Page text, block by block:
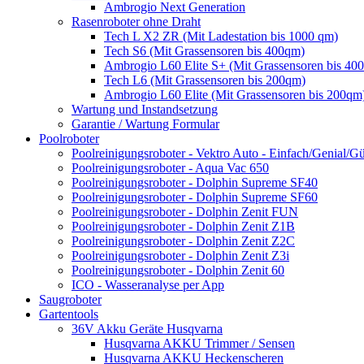
Ambrogio Next Generation
Rasenroboter ohne Draht
Tech L X2 ZR (Mit Ladestation bis 1000 qm)
Tech S6 (Mit Grassensoren bis 400qm)
Ambrogio L60 Elite S+ (Mit Grassensoren bis
Tech L6 (Mit Grassensoren bis 200qm)
Ambrogio L60 Elite (Mit Grassensoren bis
Wartung und Instandsetzung
Garantie / Wartung Formular
Poolroboter
Poolreinigungsroboter - Vektro Auto - Einfach/Genial/
Poolreinigungsroboter - Aqua Vac 650
Poolreinigungsroboter - Dolphin Supreme SF40
Poolreinigungsroboter - Dolphin Supreme SF60
Poolreinigungsroboter - Dolphin Zenit FUN
Poolreinigungsroboter - Dolphin Zenit Z1B
Poolreinigungsroboter - Dolphin Zenit Z2C
Poolreinigungsroboter - Dolphin Zenit Z3i
Poolreinigungsroboter - Dolphin Zenit 60
ICO - Wasseranalyse per App
Saugroboter
Gartentools
36V Akku Geräte Husqvarna
Husqvarna AKKU Trimmer / Sensen
Husqvarna AKKU Heckenscheren